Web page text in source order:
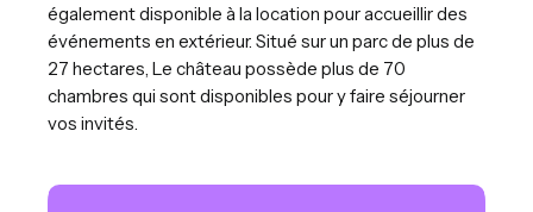
également disponible à la location pour accueillir des
événements en extérieur. Situé sur un parc de plus de
27 hectares, Le château possède plus de 70
chambres qui sont disponibles pour y faire séjourner
vos invités.